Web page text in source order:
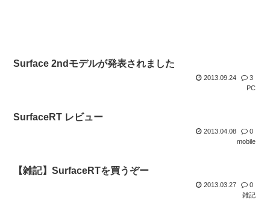
Surface 2ndモデルが発表されました
2013.09.24
3
PC
SurfaceRT レビュー
2013.04.08
0
mobile
【雑記】SurfaceRTを買うぞー
2013.03.27
0
雑記